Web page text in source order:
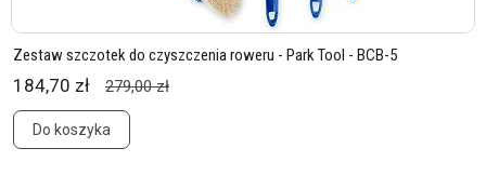
Zestaw szczotek do czyszczenia roweru - Park Tool - BCB-5
184,70 zł 279,00 zł
Do koszyka